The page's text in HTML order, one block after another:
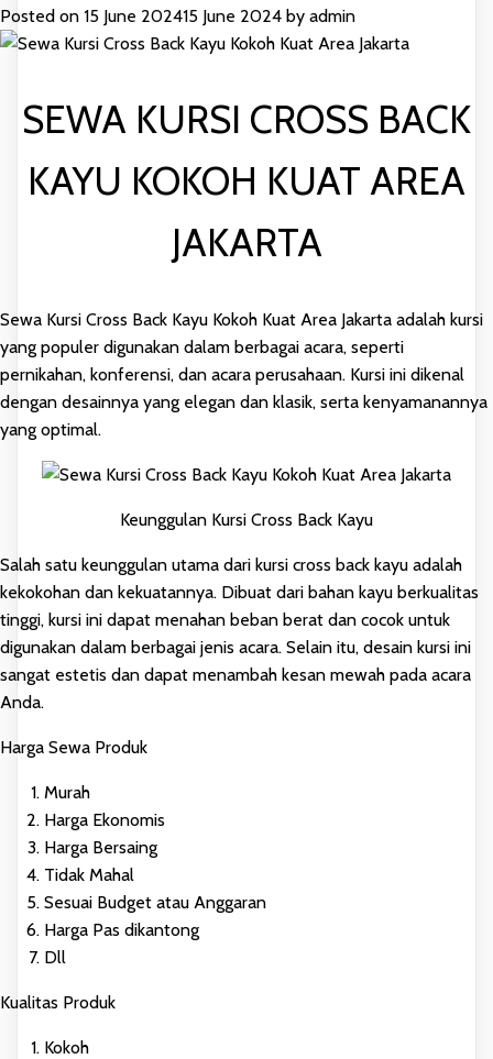
Posted on 15 June 202415 June 2024 by admin
SEWA KURSI CROSS BACK
KAYU KOKOH KUAT AREA
JAKARTA
Sewa Kursi Cross Back Kayu Kokoh Kuat Area Jakarta adalah kursi
yang populer digunakan dalam berbagai acara, seperti
pernikahan, konferensi, dan acara perusahaan. Kursi ini dikenal
dengan desainnya yang elegan dan klasik, serta kenyamanannya
yang optimal.
Keunggulan Kursi Cross Back Kayu
Salah satu keunggulan utama dari kursi cross back kayu adalah
kekokohan dan kekuatannya. Dibuat dari bahan kayu berkualitas
tinggi, kursi ini dapat menahan beban berat dan cocok untuk
digunakan dalam berbagai jenis acara. Selain itu, desain kursi ini
sangat estetis dan dapat menambah kesan mewah pada acara
Anda.
Harga Sewa Produk
Murah
Harga Ekonomis
Harga Bersaing
Tidak Mahal
Sesuai Budget atau Anggaran
Harga Pas dikantong
Dll
Kualitas Produk
Kokoh